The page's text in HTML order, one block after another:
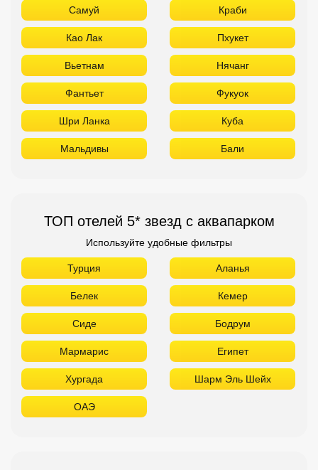
Самуй Краби
Као Лак Пхукет
Вьетнам Нячанг
Фантьет Фукуок
Шри Ланка Куба
Мальдивы Бали
ТОП отелей 5* звезд с аквапарком
Используйте удобные фильтры
Турция Аланья
Белек Кемер
Сиде Бодрум
Мармарис Египет
Хургада Шарм Эль Шейх
ОАЭ